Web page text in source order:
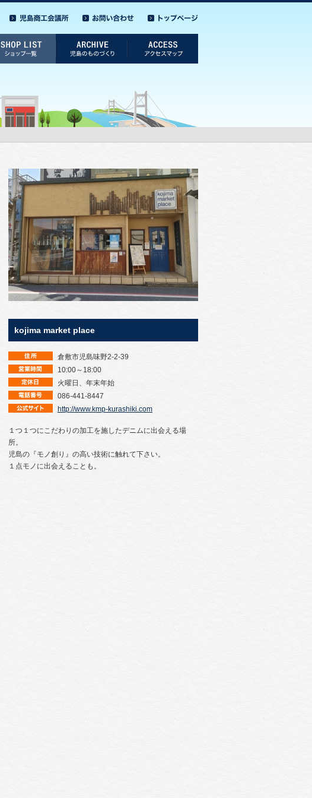
kojima market place
倉敷市児島味野2-2-39
10:00～18:00
火曜日、年末年始
086-441-8447
http://www.kmp-kurashiki.com
１つ１つにこだわりの加工を施したデニムに出会える場
所。
児島の『モノ創り』の高い技術に触れて下さい。
１点モノに出会えることも。